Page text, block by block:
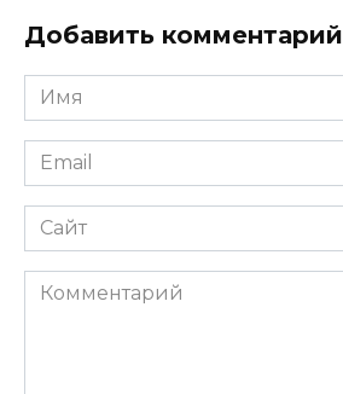
Добавить комментарий
Имя
Email
Сайт
Комментарий